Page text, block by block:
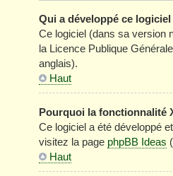
Qui a développé ce
Ce logiciel (dans sa version
la Licence Publique
anglais).
Haut
Pourquoi la fonctionnalité
Ce logiciel a été développé
visitez la page phpBB Ideas
Haut